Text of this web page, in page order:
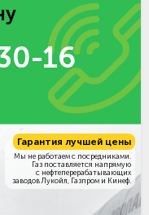
16
Гарантия лучшей цены
Мы не работаем с посредниками.
Газ поставляется напрямую
с нефтеперерабатывающих
заводов Лукойл, Газпром и Кинеф.